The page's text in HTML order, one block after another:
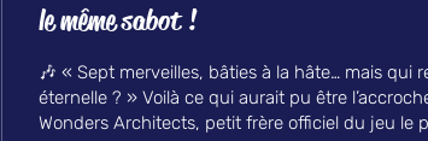
le même sabot !
🎶 « Sept merveilles, bâties à la hâte… mais qui
éternelle ? » Voilà ce qui aurait pu être
Wonders Architects, petit frère officiel du jeu le